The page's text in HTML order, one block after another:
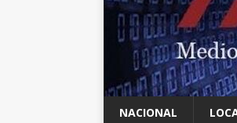
NACIONAL